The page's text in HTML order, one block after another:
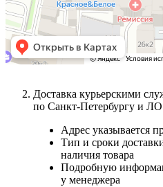
Доставка курьерскими
по Санкт-Петербургу и ЛО
Адрес указывается
Тип и сроки
наличия товара
Подробную
у менеджера